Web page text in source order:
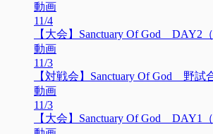
動画
11/4
【大会】Sanctuary Of God DAY2（
動画
11/3
【対戦会】Sanctuary Of God 野試
動画
11/3
【大会】Sanctuary Of God DAY1（